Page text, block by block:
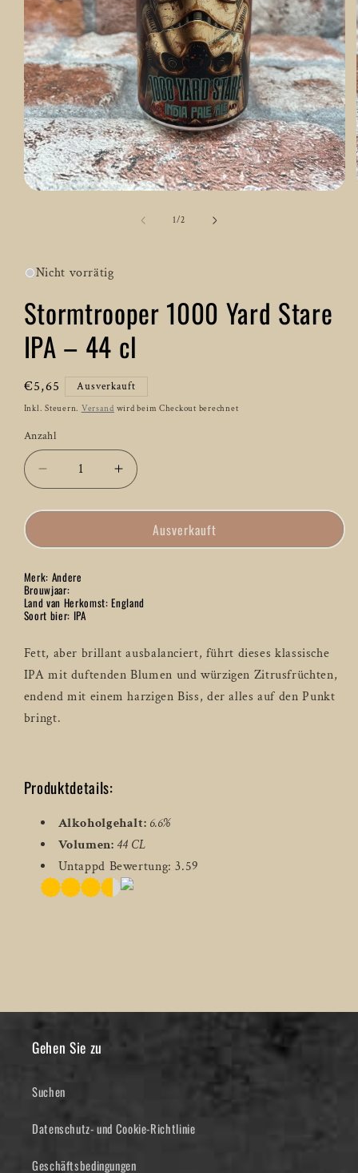
1/von
2
Nicht vorrätig
Stormtrooper 1000 Yard Stare
IPA – 44 cl
Normaler
Preis
€5,65 Ausverkauft
Inkl. Steuern. Versand wird beim Checkout berechnet
Anzahl
Anzahl
Verringere
die
Menge
Stormtrooper
Yard
Stare
IPA
44
cl
Erhöhe
die
Menge
Stormtrooper
Stare
44
cl
Ausverkauft
Merk: Andere
Brouwjaar:
Land van Herkomst: England
Soort bier: IPA
Fett, aber brillant ausbalanciert, führt dieses klassische
IPA mit duftenden Blumen und würzigen Zitrusfrüchten,
endend mit einem harzigen Biss, der alles auf den Punkt
bringt.
Produktdetails:
Alkoholgehalt: 6.6%
Volumen: 44 CL
Untappd Bewertung: 3.59
Gehen Sie zu
Suchen
Datenschutz- und Cookie-Richtlinie
Geschäftsbedingungen